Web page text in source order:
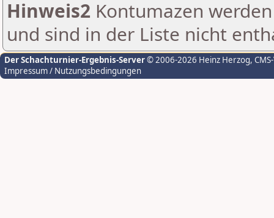
Hinweis2 Kontumazen
und sind in der Liste nicht
Der Schachturnier-Ergebnis-Server© 2006-2026 Heinz Herzog,
Impressum / Nutzungsbedingungen